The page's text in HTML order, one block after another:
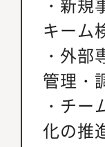
キーム
・外
管理・
・チ
化の推